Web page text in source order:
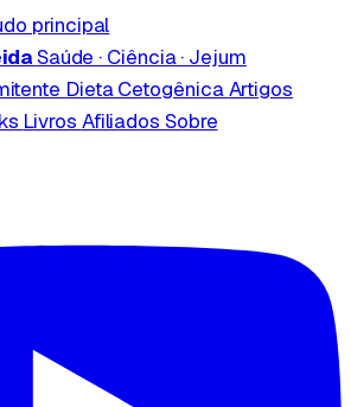
principal
Saúde · Ciência · Jejum
Dieta CetogênicaArtigos
Livros Afiliados Sobre